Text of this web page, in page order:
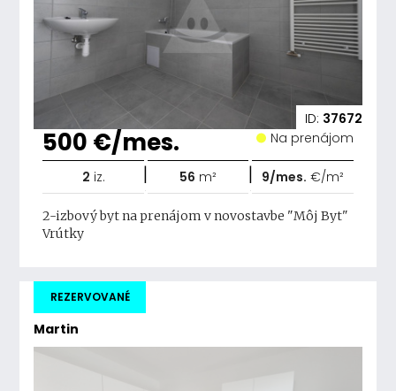
ID: 37672
500 €/mes. Na prenájom
2 iz. | 56 m² | 9/mes. €/m²
2-izbový byt na prenájom v novostavbe "Môj Byt"
Vrútky
Martin
REZERVOVANÉ